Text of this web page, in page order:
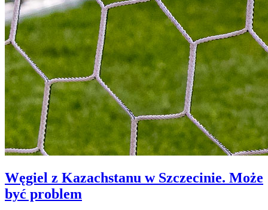
Węgiel z Kazachstanu w Szczecinie. Może
być problem